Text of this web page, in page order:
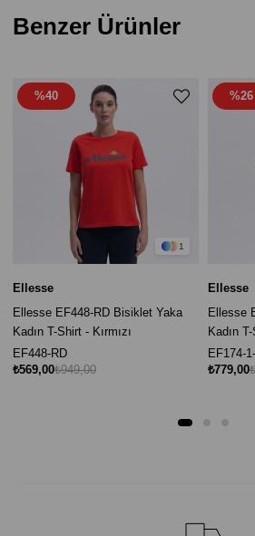
Benzer Ürünler
1
Ellesse
Ellesse EF448-RD Bisiklet Yaka
Kadın T-Shirt - Kırmızı
EF448-RD
₺569,00₺949,00
%40
Ellesse
Ellesse
Kadın
EF174-
₺779,00
%26